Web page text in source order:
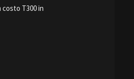
T300 in